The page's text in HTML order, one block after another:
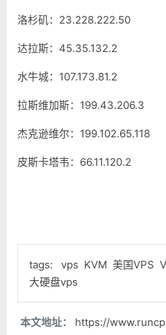
洛杉矶：23.228.222.50
达拉斯：45.35.132.2
水牛城：107.173.81.2
拉斯维加斯：199.43.206.3
杰克逊维尔：199.102.65.118
皮斯卡塔韦：66.11.120.2
tags: vps KVM 美国VPS
大硬盘vps
本文地址：
https://